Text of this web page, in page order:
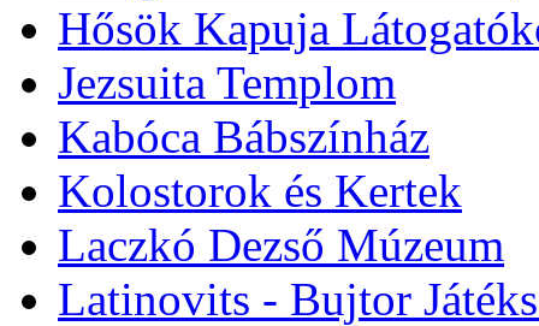
Hősök Kapuja
Jezsuita Templom
Kabóca Bábszínház
Kolostorok és Kertek
Laczkó Dezső Múzeum
Latinovits - Bujtor